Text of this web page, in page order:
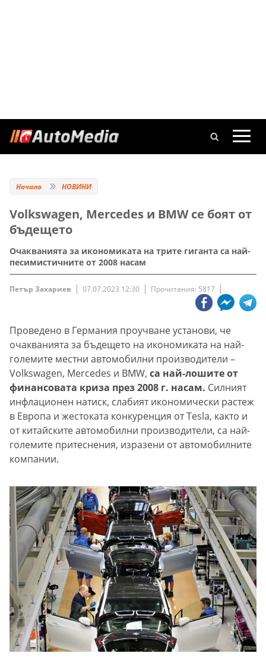
Начало НОВИНИ
Volkswagen, Mercedes и BMW се боят от
бъдещето
Очакванията за икономиката на трите гиганта са най-
песимистичните от 2008 насам
Петър Захариев 07.07.2023 12:30 Прочитания: 5817
Проведено в Германия проучване установи, че
очакванията за бъдещето на икономиката на най-
големите местни автомобилни производители –
Volkswagen, Mercedes и BMW, са най-лошите от
финансовата криза през 2008 г. насам. Силният
инфлационен натиск, слабият икономически растеж
в Европа и жестоката конкуренция от Tesla, както и
от китайските автомобилни производители, са най-
големите притеснения, изразени от автомобилните
компании.